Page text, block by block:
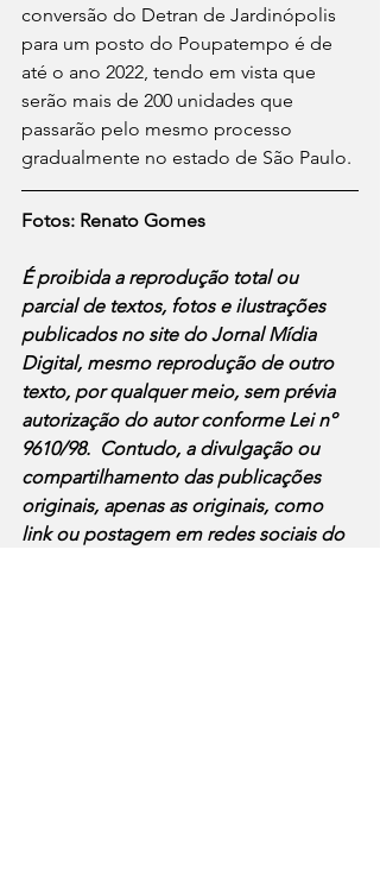
conversão do Detran de Jardinópolis
para um posto do Poupatempo é de
até o ano 2022, tendo em vista que
serão mais de 200 unidades que
passarão pelo mesmo processo
gradualmente no estado de São Paulo.
Fotos: Renato Gomes
É proibida a reprodução total ou
parcial de textos, fotos e ilustrações
publicados no site do Jornal Mídia
Digital, mesmo reprodução de outro
texto, por qualquer meio, sem prévia
autorização do autor conforme Lei nº
9610/98.  Contudo, a divulgação ou
compartilhamento das publicações
originais, apenas as originais, como
link ou postagem em redes sociais do